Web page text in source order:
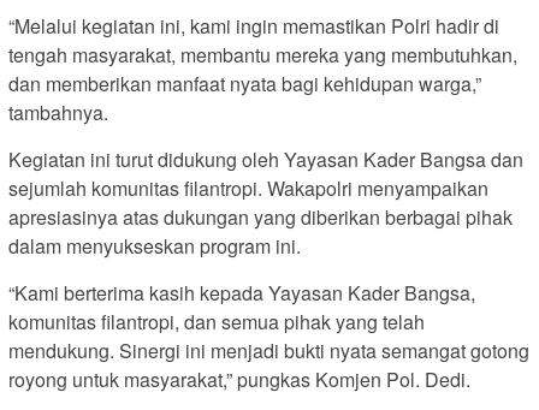
“Melalui kegiatan ini, kami ingin memastikan Polri hadir di
tengah masyarakat, membantu mereka yang membutuhkan,
dan memberikan manfaat nyata bagi kehidupan warga,”
tambahnya.
Kegiatan ini turut didukung oleh Yayasan Kader Bangsa dan
sejumlah komunitas filantropi. Wakapolri menyampaikan
apresiasinya atas dukungan yang diberikan berbagai pihak
dalam menyukseskan program ini.
“Kami berterima kasih kepada Yayasan Kader Bangsa,
komunitas filantropi, dan semua pihak yang telah
mendukung. Sinergi ini menjadi bukti nyata semangat gotong
royong untuk masyarakat,” pungkas Komjen Pol. Dedi.